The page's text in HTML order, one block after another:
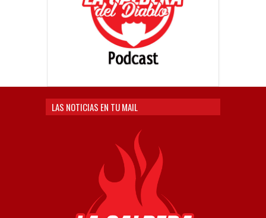
LAS NOTICIAS EN TU MAIL